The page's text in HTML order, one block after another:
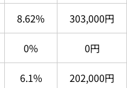
8.62% 303,000円
0% 0円
6.1% 202,000円